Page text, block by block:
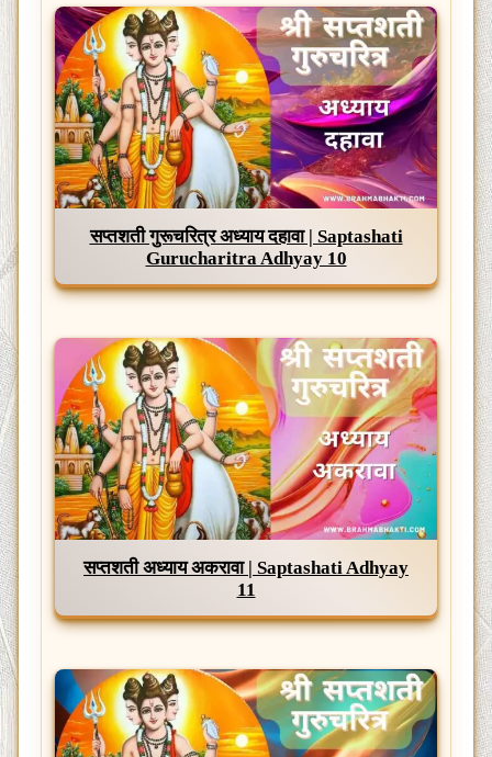
सप्तशती गुरूचरित्र अध्याय दहावा | Saptashati
Gurucharitra Adhyay 10
सप्तशती अध्याय अकरावा | Saptashati Adhyay
11